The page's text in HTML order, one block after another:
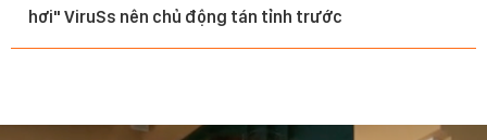
hơi" ViruSs nên chủ động tán tỉnh trước